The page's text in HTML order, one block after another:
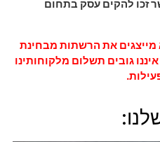
זכו להקים עסק בתחום
מייצגים את הרשתות מבחינת
גובים תשלום מלקוחותינו